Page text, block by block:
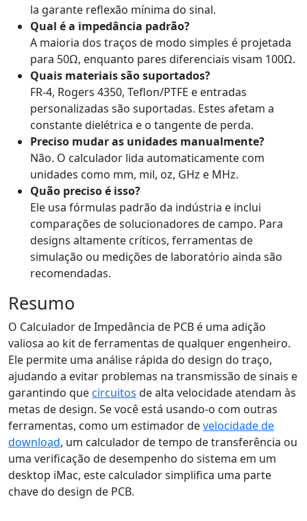
la garante reflexão mínima do sinal.
Qual é a impedância padrão?
A maioria dos traços de modo simples é projetada
para 50Ω, enquanto pares diferenciais visam 100Ω.
Quais materiais são suportados?
FR-4, Rogers 4350, Teflon/PTFE e entradas
personalizadas são suportadas. Estes afetam a
constante dielétrica e o tangente de perda.
Preciso mudar as unidades manualmente?
Não. O calculador lida automaticamente com
unidades como mm, mil, oz, GHz e MHz.
Quão preciso é isso?
Ele usa fórmulas padrão da indústria e inclui
comparações de solucionadores de campo. Para
designs altamente críticos, ferramentas de
simulação ou medições de laboratório ainda são
recomendadas.
Resumo
O Calculador de Impedância de PCB é uma adição
valiosa ao kit de ferramentas de qualquer engenheiro.
Ele permite uma análise rápida do design do traço,
ajudando a evitar problemas na transmissão de sinais e
garantindo quecircuitos de alta velocidade atendam às
metas de design. Se você está usando-o com outras
ferramentas, como um estimador develocidade de
download, um calculador de tempo de transferência ou
uma verificação de desempenho do sistema em um
desktop iMac, este calculador simplifica uma parte
chave do design de PCB.